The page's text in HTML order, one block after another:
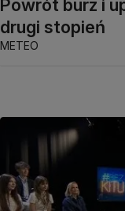
Powrót burz i
drugi stopień
METEO